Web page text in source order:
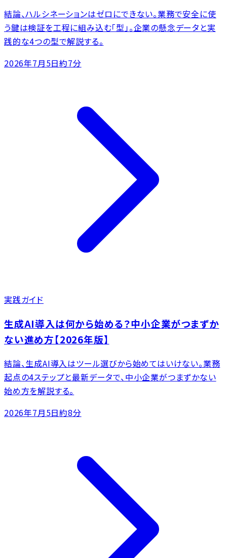
結論、ハルシネーションはゼロにできない。業務で安全に使
う鍵は検証を工程に組み込む「型」。企業の懸念データと実
践的な4つの型で解説する。
2026年7月5日約7分
実践ガイド
生成AI導入は何から始める？中小企業がつまずか
ない進め方【2026年版】
結論、生成AI導入はツール選びから始めてはいけない。業務
起点の4ステップと最新データで、中小企業がつまずかない
始め方を解説する。
2026年7月5日約8分